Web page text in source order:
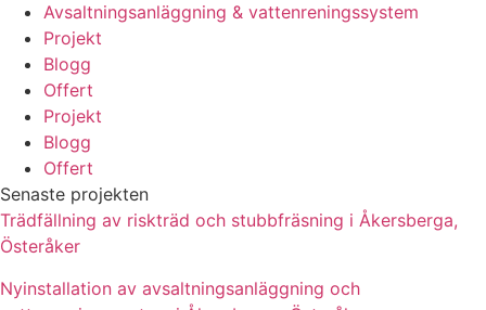
Avsaltningsanläggning & vattenreningssystem
Projekt
Blogg
Offert
Projekt
Blogg
Offert
Senaste projekten
Trädfällning av riskträd och stubbfräsning i Åkersberga,
Österåker
Nyinstallation av avsaltningsanläggning och